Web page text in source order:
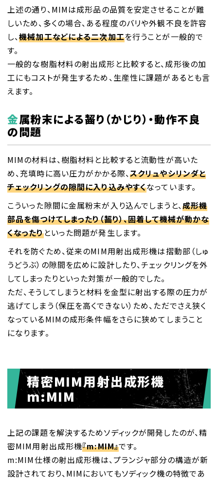
上述の通り、MIMは成形品の品質を安定させることが難
しいため、多くの場合、ある程度のバリや外観不良を許容
し、機械加工などによる二次加工を行うことが一般的で
す。
一般的な樹脂材料の射出成形と比較すると、成形後の加
工にもコストが発生するため、生産性に課題があるとも言
えます。
金属粉末による齧り（かじり）・動作不良
の問題
MIMの材料は、樹脂材料と比較すると流動性が高いた
め、充填時に高い圧力がかかる際、スクリュやシリンダと
チェックリングの隙間に入り込みやすくなっています。
こういった隙間に金属粉末が入り込んでしまうと、成形機
部品を傷つけてしまったり（齧り）、固着して機械が動かな
くなったりといった問題が発生します。
それを防ぐため、従来のMIM用射出成形機は摺動部（しゅ
うどうぶ）の隙間を広めに設計したり、チェックリングを外
してしまったりといった対策が一般的でした。
ただ、そうしてしまうと材料を金型に射出する際の圧力が
逃げてしまう（保圧を高くできない）ため、ただでさえ狭く
なっているMIMの成形条件幅をさらに狭めてしまうこと
になります。
精密MIM用射出成形機
m:MIM
上記の課題を解決するためソディックが開発したのが、精
密MIM用射出成形機『m:MIM』です。
m:MIM仕様の射出成形機は、プランジャ部分の構造が新
設計されており、MIMにおいてもソディック機の特徴であ